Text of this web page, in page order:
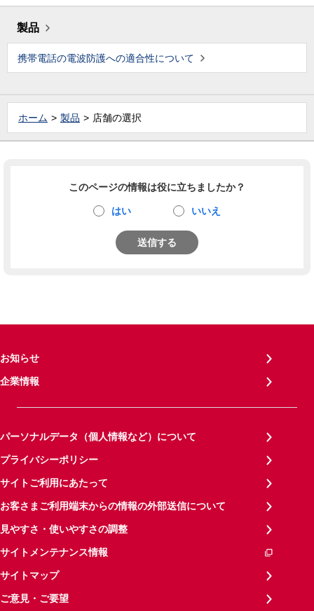
製品
携帯電話の電波防護への適合性について
ホーム 製品 店舗の選択
このページの情報は役に立ちましたか？
はい いいえ
送信する
お知らせ
企業情報
パーソナルデータ（個人情報など）について
プライバシーポリシー
サイトご利用にあたって
お客さまご利用端末からの情報の外部送信について
見やすさ・使いやすさの調整
サイトメンテナンス情報
サイトマップ
ご意見・ご要望